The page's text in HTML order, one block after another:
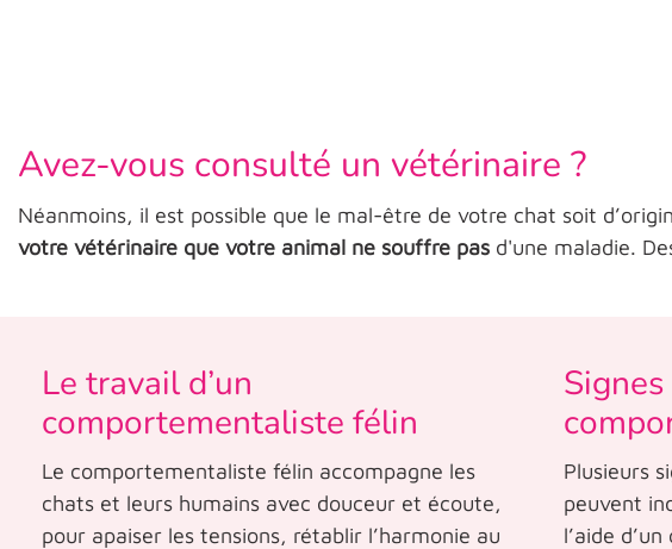
Avez-vous consulté un vétérinaire ?
Néanmoins, il est possible que le mal-être de votre chat soit
votre vétérinaire que votre animal ne souffre pas d'une maladie.
Le travail d’un
comportementaliste félin
Le comportementaliste félin accompagne les
chats et leurs humains avec douceur et écoute,
pour apaiser les tensions, rétablir l’harmonie au
Plusieurs
peuvent
l’aide